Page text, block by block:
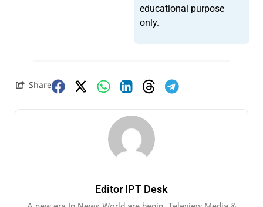
educational purpose
only.
Share
Editor IPT Desk